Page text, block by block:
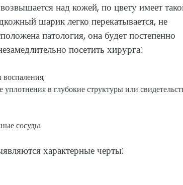
над кожей, по цвету имеет
шарик легко перекатывается, не
патология, она будет постепенно
посетить хирурга:
в глубокие структуры или
сосуды.
характерные черты: